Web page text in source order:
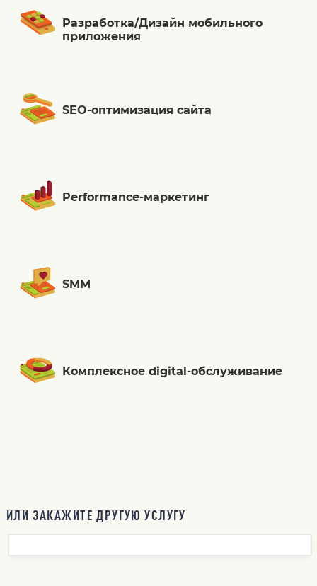
Разработка/Дизайн мобильного
приложения
SEO-оптимизация сайта
Performance-маркетинг
SMM
Комплексное digital-обслуживание
ИЛИ ЗАКАЖИТЕ ДРУГУЮ УСЛУГУ